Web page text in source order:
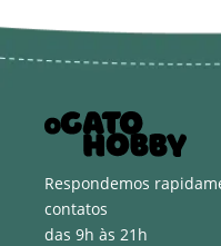
Respondemos
contatos
das 9h às 21h